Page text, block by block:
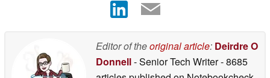
Editor of theoriginal article: Deirdre O
Donnell- Senior Tech Writer- 8685